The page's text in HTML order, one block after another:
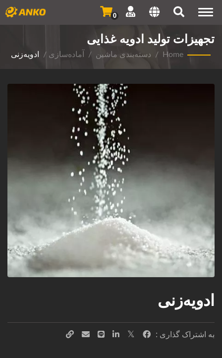
0
تجهیزات تولید ادویه غذایی
Home
/ دسته‌بندی ماشین / آماده‌سازی / ادویه‌زنی
ادویه‌زنی
به اشتراک گذاری :